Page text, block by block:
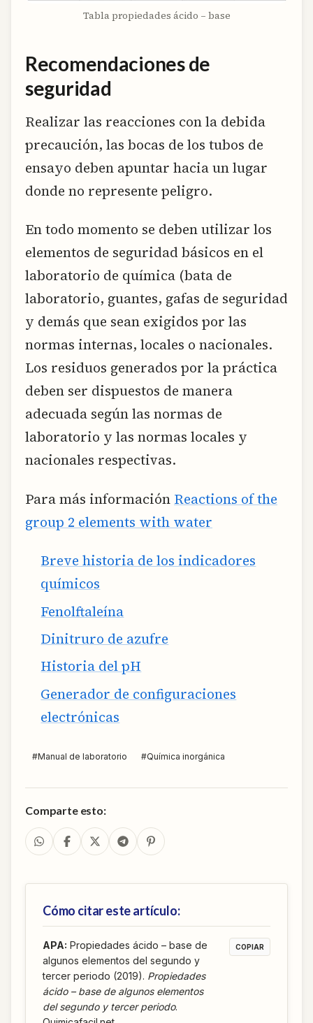
Tabla propiedades ácido – base
Recomendaciones de
seguridad
Realizar las reacciones con la debida
precaución, las bocas de los tubos de
ensayo deben apuntar hacia un lugar
donde no represente peligro.
En todo momento se deben utilizar los
elementos de seguridad básicos en el
laboratorio de química (bata de
laboratorio, guantes, gafas de seguridad
y demás que sean exigidos por las
normas internas, locales o nacionales.
Los residuos generados por la práctica
deben ser dispuestos de manera
adecuada según las normas de
laboratorio y las normas locales y
nacionales respectivas.
Para más información Reactions of the
group 2 elements with water
Breve historia de los indicadores
químicos
Fenolftaleína
Dinitruro de azufre
Historia del pH
Generador de configuraciones
electrónicas
#Manual de laboratorio #Química inorgánica
Comparte esto:
Cómo citar este artículo:
APA: Propiedades ácido – base de
algunos elementos del segundo y
tercer periodo (2019). Propiedades
ácido – base de algunos elementos
del segundo y tercer periodo.
COPIAR